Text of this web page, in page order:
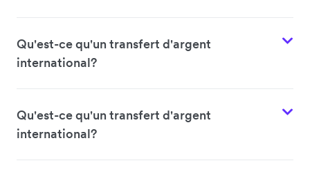
Qu'est-ce qu'un transfert d'argent
international?
Qu'est-ce qu'un transfert d'argent
international?